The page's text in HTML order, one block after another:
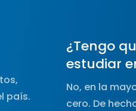
país.
¿Tengo
estudiar
No, en la
cero. De